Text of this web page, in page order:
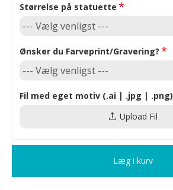
Størrelse på statuette
Ønsker du Farveprint/Gravering?
Fil med eget motiv (.ai | .jpg | .png)
Upload Fil
Læg i kurv